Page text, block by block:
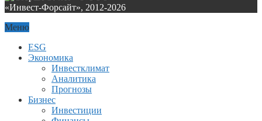
«Инвест-Форсайт», 2012-2026
Меню
ESG
Экономика
Инвестклимат
Аналитика
Прогнозы
Бизнес
Инвестиции